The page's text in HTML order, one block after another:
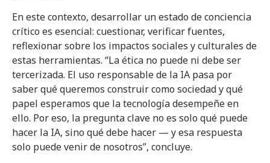
En este contexto, desarrollar un estado de conciencia
crítico es esencial: cuestionar, verificar fuentes,
reflexionar sobre los impactos sociales y culturales de
estas herramientas. “La ética no puede ni debe ser
tercerizada. El uso responsable de la IA pasa por
saber qué queremos construir como sociedad y qué
papel esperamos que la tecnología desempeñe en
ello. Por eso, la pregunta clave no es solo qué puede
hacer la IA, sino qué debe hacer — y esa respuesta
solo puede venir de nosotros”, concluye.